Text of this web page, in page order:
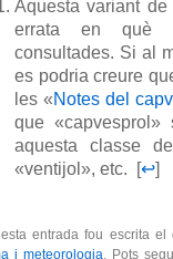
Aquesta variant
errata en què
consultades. Si al
es podria creure
les «Notes del
que
aquesta classe
«ventijol», etc. [↩]
entrada fou escrita
i meteorologia . Pots